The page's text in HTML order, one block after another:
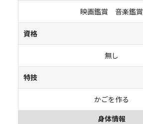
映画鑑賞 音楽鑑賞
資格
無し
特技
かごを作る
身体情報